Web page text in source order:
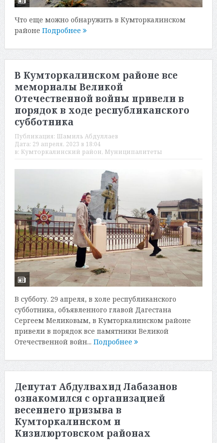
Что еще можно обнаружить в Кумторкалинском
районе Подробнее
В Кумторкалинском районе все
мемориалы Великой
Отечественной войны привели в
порядок в ходе республиканского
субботника
Публикация: Шамиль Абдуллаев
Дата: 29 апреля, 2023 в 18:04
в: Кумторкалинский район, Муниципалитеты
В субботу. 29 апреля, в холе республиканского
субботника, объявленного главой Дагестана
Сергеем Меликовым, в Кумторкалинском районе
привели в порядок все памятники Великой
Отечественной войн... Подробнее
Депутат Абдулвахид Лабазанов
ознакомился с организацией
весеннего призыва в
Кумторкалинском и
Кизилюртовском районах